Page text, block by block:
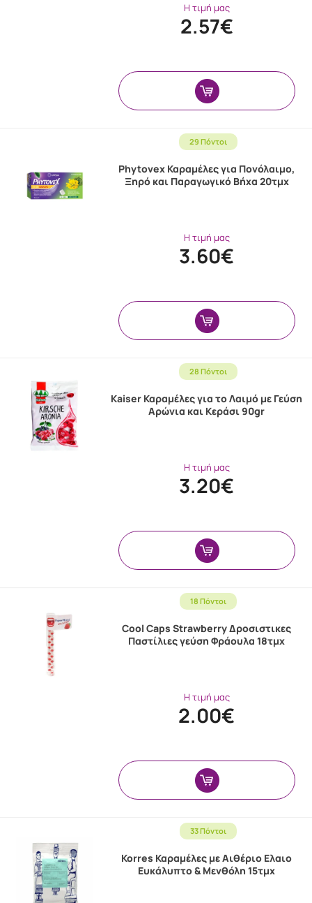
Η τιμή μας
2.57€
29 Πόντοι
Phytovex Καραμέλες για Πονόλαιμο,
Ξηρό και Παραγωγικό Βήχα 20τμχ
Η τιμή μας
3.60€
28 Πόντοι
Kaiser Καραμέλες για το Λαιμό με Γεύση
Αρώνια και Κεράσι 90gr
Η τιμή μας
3.20€
18 Πόντοι
Cool Caps Strawberry Δροσιστικες
Παστίλιες γεύση Φράουλα 18τμχ
Η τιμή μας
2.00€
33 Πόντοι
Korres Καραμέλες με Αιθέριο Eλαιο
Ευκάλυπτο & Μενθόλη 15τμχ